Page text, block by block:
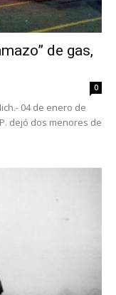
de gas,
0
04 de enero de
dejó dos menores de